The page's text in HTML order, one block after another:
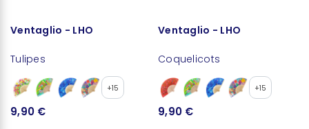
Ventaglio - LHO
Tulipes
+15
9,90 €
Ventaglio - LHO
Coquelicots
+15
9,90 €